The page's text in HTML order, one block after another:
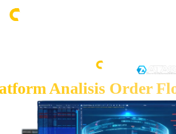
Analisis Order